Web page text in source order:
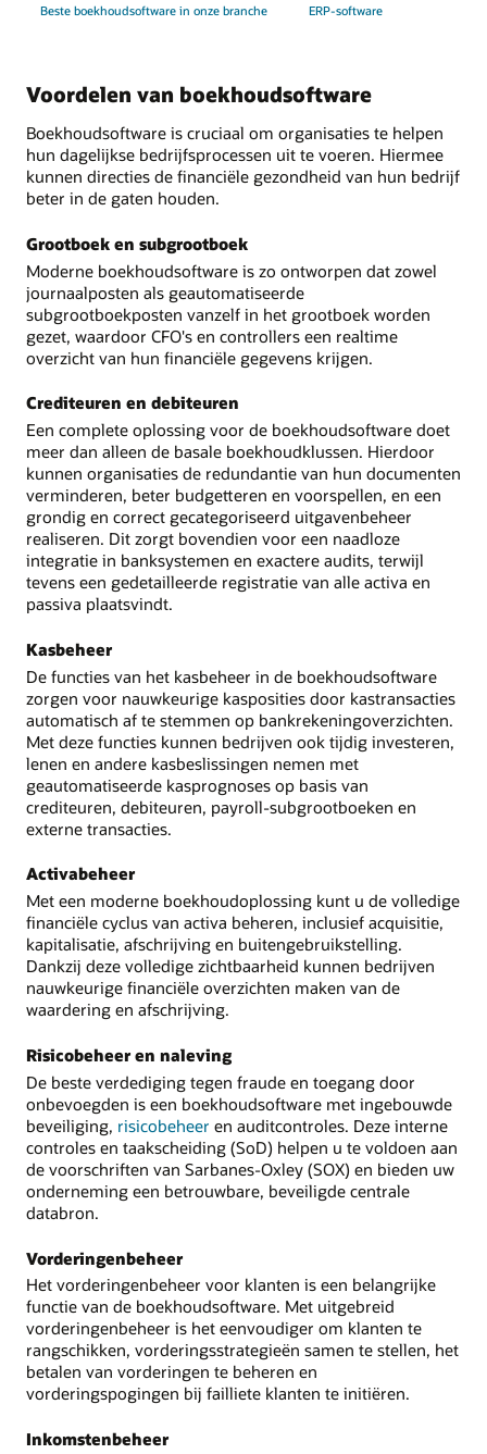
Beste boekhoudsoftware in onze branche ERP-software
Voordelen van boekhoudsoftware
Boekhoudsoftware is cruciaal om organisaties te helpen
hun dagelijkse bedrijfsprocessen uit te voeren. Hiermee
kunnen directies de financiële gezondheid van hun bedrijf
beter in de gaten houden.
Grootboek en subgrootboek
Moderne boekhoudsoftware is zo ontworpen dat zowel
journaalposten als geautomatiseerde
subgrootboekposten vanzelf in het grootboek worden
gezet, waardoor CFO's en controllers een realtime
overzicht van hun financiële gegevens krijgen.
Crediteuren en debiteuren
Een complete oplossing voor de boekhoudsoftware doet
meer dan alleen de basale boekhoudklussen. Hierdoor
kunnen organisaties de redundantie van hun documenten
verminderen, beter budgetteren en voorspellen, en een
grondig en correct gecategoriseerd uitgavenbeheer
realiseren. Dit zorgt bovendien voor een naadloze
integratie in banksystemen en exactere audits, terwijl
tevens een gedetailleerde registratie van alle activa en
passiva plaatsvindt.
Kasbeheer
De functies van het kasbeheer in de boekhoudsoftware
zorgen voor nauwkeurige kasposities door kastransacties
automatisch af te stemmen op bankrekeningoverzichten.
Met deze functies kunnen bedrijven ook tijdig investeren,
lenen en andere kasbeslissingen nemen met
geautomatiseerde kasprognoses op basis van
crediteuren, debiteuren, payroll-subgrootboeken en
externe transacties.
Activabeheer
Met een moderne boekhoudoplossing kunt u de volledige
financiële cyclus van activa beheren, inclusief acquisitie,
kapitalisatie, afschrijving en buitengebruikstelling.
Dankzij deze volledige zichtbaarheid kunnen bedrijven
nauwkeurige financiële overzichten maken van de
waardering en afschrijving.
Risicobeheer en naleving
De beste verdediging tegen fraude en toegang door
onbevoegden is een boekhoudsoftware met ingebouwde
beveiliging, risicobeheer en auditcontroles. Deze interne
controles en taakscheiding (SoD) helpen u te voldoen aan
de voorschriften van Sarbanes-Oxley (SOX) en bieden uw
onderneming een betrouwbare, beveiligde centrale
databron.
Vorderingenbeheer
Het vorderingenbeheer voor klanten is een belangrijke
functie van de boekhoudsoftware. Met uitgebreid
vorderingenbeheer is het eenvoudiger om klanten te
rangschikken, vorderingsstrategieën samen te stellen, het
betalen van vorderingen te beheren en
vorderingspogingen bij failliete klanten te initiëren.
Inkomstenbeheer